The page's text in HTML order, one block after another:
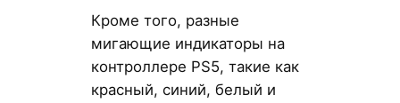
Кроме того, разные
мигающие индикаторы на
контроллере PS5, такие как
красный, синий, белый и